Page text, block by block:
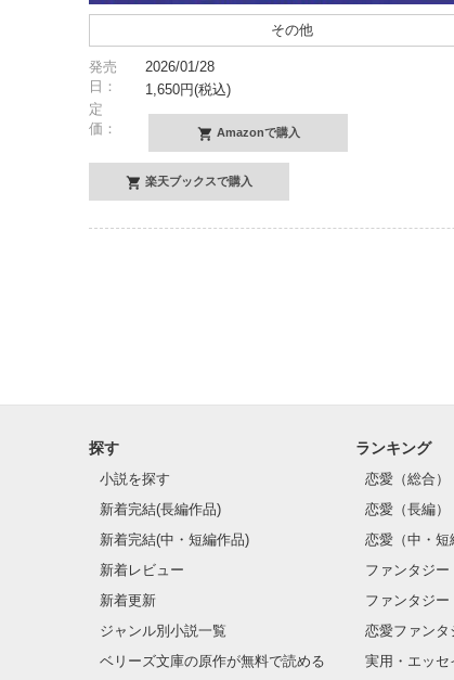
その他
発売
日：
2026/01/28
定
価：
1,650円(税込)
Amazonで購入
楽天ブックスで購入
探す
小説を探す
新着完結(長編作品)
新着完結(中・短編作品)
新着レビュー
新着更新
ジャンル別小説一覧
ベリーズ文庫の原作が無料で読める
ランキング
恋愛（総合）
恋愛（長編）
恋愛（中・短
ファンタジー
ファンタジー
恋愛ファンタ
実用・エッセ